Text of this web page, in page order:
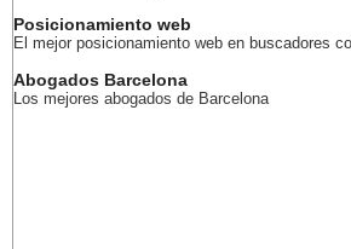
Posicionamiento web
El mejor posicionamiento web en buscadores
Abogados Barcelona
Los mejores abogados de Barcelona